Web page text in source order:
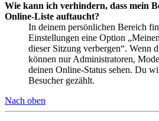
Wie kann ich verhindern, dass mein
Online-Liste auftaucht?
In deinem persönlichen Bereich
Einstellungen eine Option
dieser Sitzung verbergen“. Wenn
können nur Administratoren,
deinen Online-Status sehen. Du
Besucher gezählt.
Nach oben